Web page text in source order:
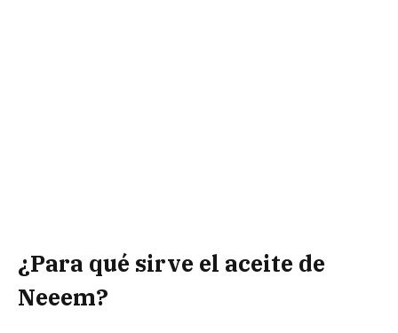
¿Para qué sirve el aceite de
Neeem?